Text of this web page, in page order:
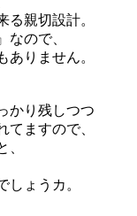
親切設計。
なので、
ありません。
かり残しつつ
ますので、
、
しょうカ。